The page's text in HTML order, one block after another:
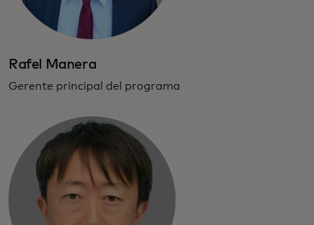
Rafel Manera
Gerente principal del programa